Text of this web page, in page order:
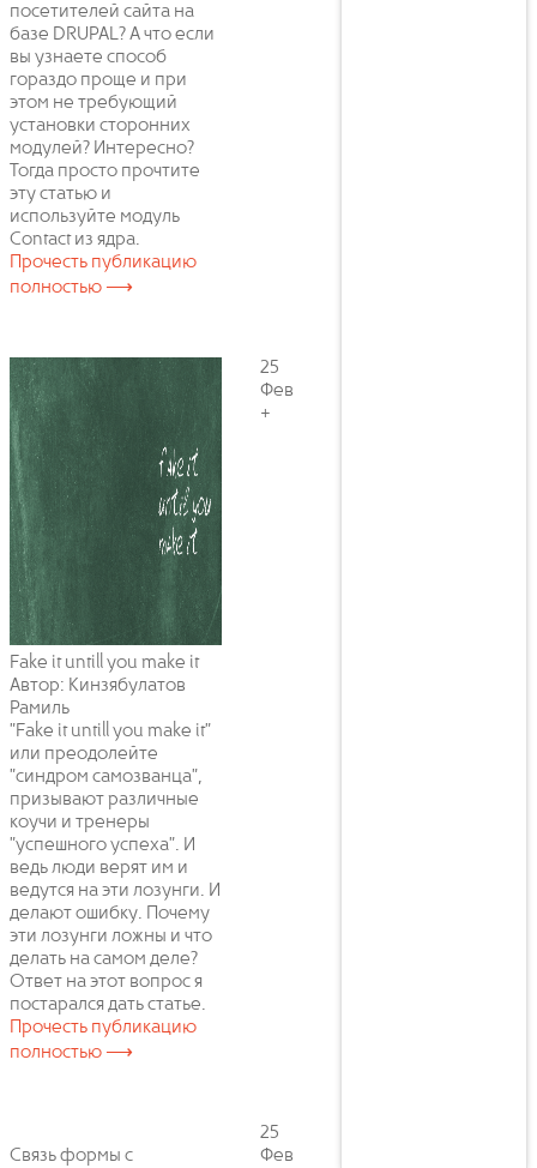
посетителей сайта на
базе DRUPAL? А что если
вы узнаете способ
гораздо проще и при
этом не требующий
установки сторонних
модулей? Интересно?
Тогда просто прочтите
эту статью и
используйте модуль
Contact из ядра.
Прочесть публикацию
полностью ⟶
Fake it untill you make it
Автор: Кинзябулатов
Рамиль
"Fake it untill you make it"
или преодолейте
"синдром самозванца",
призывают различные
коучи и тренеры
"успешного успеха". И
ведь люди верят им и
ведутся на эти лозунги. И
делают ошибку. Почему
эти лозунги ложны и что
делать на самом деле?
Ответ на этот вопрос я
постарался дать статье.
Прочесть публикацию
полностью ⟶
25
Фев
+
Связь формы с
25
Фев